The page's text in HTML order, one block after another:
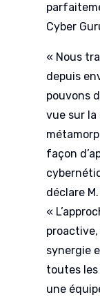
Cyber
« Nous
depuis
pouvons
vue sur la
façon
déclare
«
synergie
toutes
une